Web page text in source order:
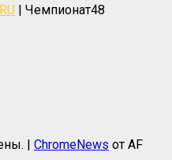
| Чемпионат48
| ChromeNews от AF